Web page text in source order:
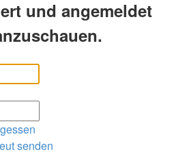
und angemeldet
senden